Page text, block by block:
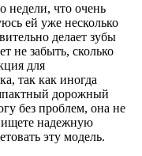
недели, что очень
ей уже несколько
делает зубы
не забыть, сколько
для
так как иногда
дорожный
без проблем, она не
ищете надежную
эту модель.